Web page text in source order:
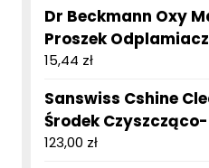
Dr Beckmann Oxy
Proszek Odplamiacz
15,44 zł
Sanswiss Cshine
Środek
123,00 zł